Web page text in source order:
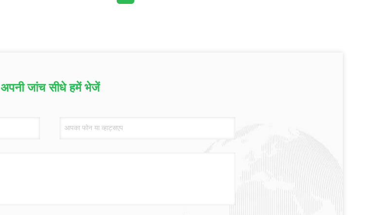
अपनी जांच सीधे हमें भेजें